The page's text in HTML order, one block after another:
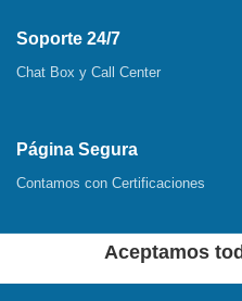
Soporte 24/7
Chat Box y Call Center
Página Segura
Contamos con Certificaciones
Aceptamos